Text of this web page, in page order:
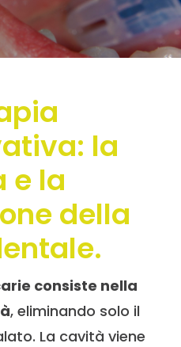
la
e la
della
consiste nella
, eliminando solo il
La cavità viene